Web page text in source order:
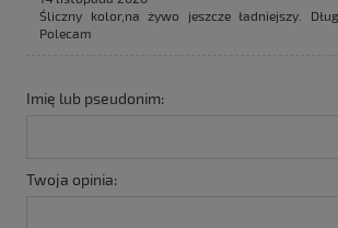
Śliczny kolor,na żywo jeszcze ładniejszy.
Polecam
Imię lub pseudonim:
Twoja opinia: